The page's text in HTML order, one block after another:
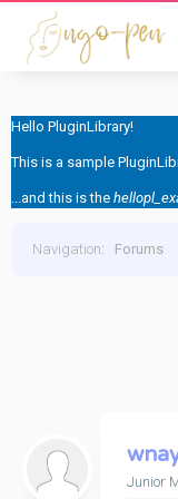
Hello PluginLibrary!
This is a sample
...and this is the
Navigation: Forums
Junior